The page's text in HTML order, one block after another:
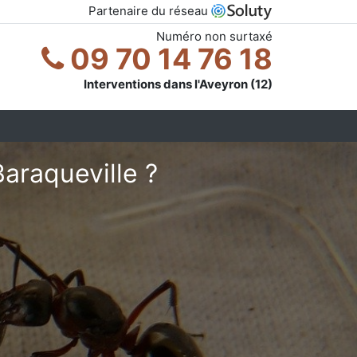
Partenaire du réseau
Numéro non surtaxé
09 70 14 76 18
Interventions dans l'Aveyron (12)
?